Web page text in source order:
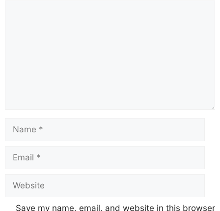
Save my name, email, and website in this browser